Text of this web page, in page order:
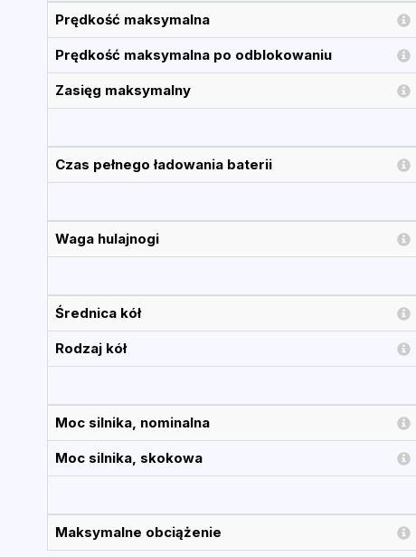
Prędkość maksymalna
Prędkość maksymalna po odblokowaniu
Zasięg maksymalny
Czas pełnego ładowania baterii
Waga hulajnogi
Średnica kół
Rodzaj kół
Moc silnika, nominalna
Moc silnika, skokowa
Maksymalne obciążenie